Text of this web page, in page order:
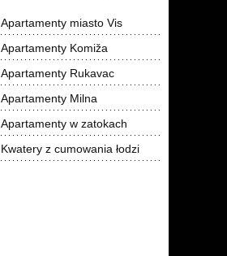
Apartamenty miasto Vis
Apartamenty Komiža
Apartamenty Rukavac
Apartamenty Milna
Apartamenty w zatokach
Kwatery z cumowania łodzi